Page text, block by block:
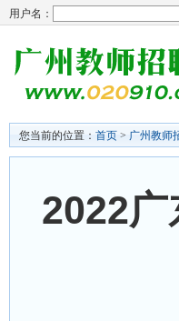
用户名：
您当前的位置： 首页 > 广州教师
2022